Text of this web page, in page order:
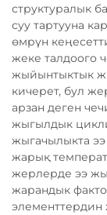
структуралык
суу тартууна
өмрүн
жеке талдоого
жыйынтыктык
кичерет, бул
арзан деген
жыгылдык
жыгачылыкта
жарық
жерлерде ээ
жарандык